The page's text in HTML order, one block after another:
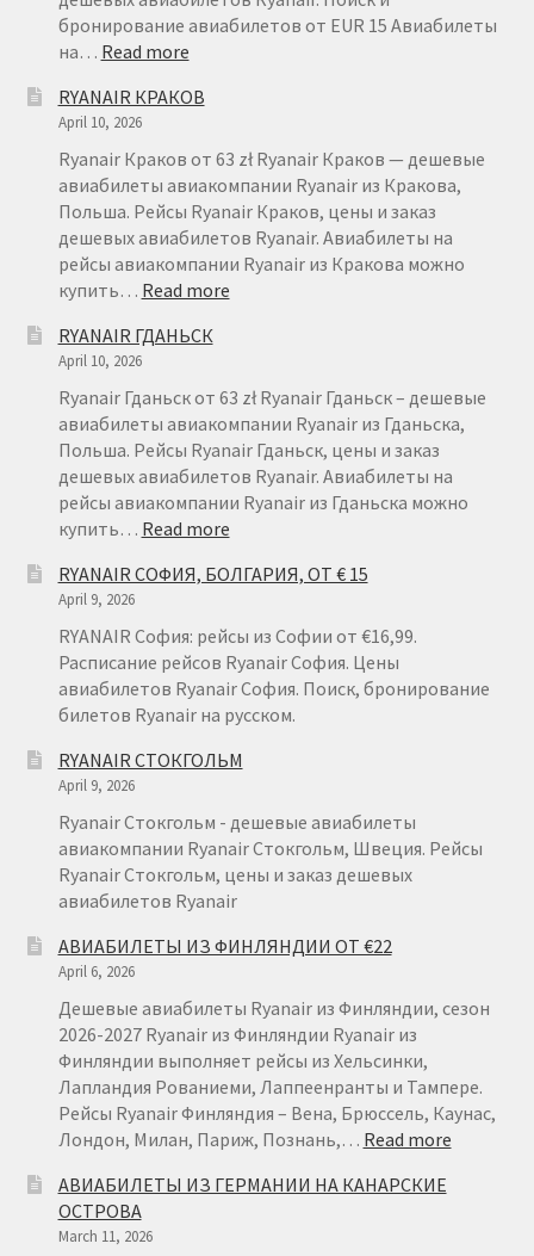
бронирование авиабилетов от EUR 15 Авиабилеты
на… Read more:
ВРОЦЛАВ
RYANAIR КРАКОВ
April 10, 2026
Ryanair Краков от 63 zł Ryanair Краков — дешевые
авиабилеты авиакомпании Ryanair из Кракова,
Польша. Рейсы Ryanair Краков, цены и заказ
дешевых авиабилетов Ryanair. Авиабилеты на
рейсы авиакомпании Ryanair из Кракова можно
купить… Read more:
RYANAIR ГДАНЬСК
April 10, 2026
Ryanair Гданьск от 63 zł Ryanair Гданьск – дешевые
авиабилеты авиакомпании Ryanair из Гданьска,
Польша. Рейсы Ryanair Гданьск, цены и заказ
дешевых авиабилетов Ryanair. Авиабилеты на
рейсы авиакомпании Ryanair из Гданьска можно
купить… Read more:
ГДАНЬСК
RYANAIR СОФИЯ, БОЛГАРИЯ, ОТ € 15
April 9, 2026
RYANAIR София: рейсы из Софии от €16,99.
Расписание рейсов Ryanair София. Цены
авиабилетов Ryanair София. Поиск, бронирование
билетов Ryanair на русском.
RYANAIR СТОКГОЛЬМ
April 9, 2026
Ryanair Стокгольм - дешевые авиабилеты
авиакомпании Ryanair Стокгольм, Швеция. Рейсы
Ryanair Стокгольм, цены и заказ дешевых
авиабилетов Ryanair
АВИАБИЛЕТЫ ИЗ ФИНЛЯНДИИ ОТ €22
April 6, 2026
Дешевые авиабилеты Ryanair из Финляндии, сезон
2026-2027 Ryanair из Финляндии Ryanair из
Финляндии выполняет рейсы из Хельсинки,
Лапландия Рованиеми, Лаппеенранты и Тампере.
Рейсы Ryanair Финляндия – Вена, Брюссель, Каунас,
Лондон, Милан, Париж, Познань,… Read more:
АВИАБИЛЕТЫ ИЗ ГЕРМАНИИ НА КАНАРСКИЕ
ОСТРОВА
March 11, 2026